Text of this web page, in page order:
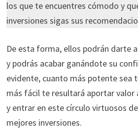
los que te encuentres cómodo y
inversiones sigas sus
De esta forma, ellos podrán darte
y podrás acabar ganándote su
evidente, cuanto más potente sea
más fácil te resultará aportar valor
y entrar en este círculo virtuosos
mejores inversiones.